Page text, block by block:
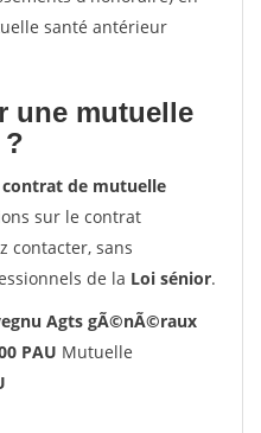
santé antérieur
une mutuelle
?
contrat de mutuelle
sur le contrat
contacter, sans
de la Loi sénior.
Agts gÃ©nÃ©raux
PAU Mutuelle